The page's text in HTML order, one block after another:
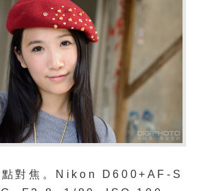
對焦。
Nikon D600+AF-S